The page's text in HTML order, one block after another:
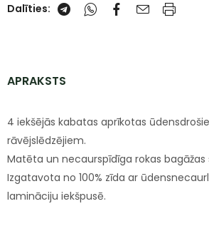
Dalīties:
APRAKSTS
4 iekšējās kabatas aprīkotas
rāvējslēdzējiem.
Matēta un necaurspīdīga rokas
Izgatavota no 100% zīda ar
lamināciju iekšpusē.